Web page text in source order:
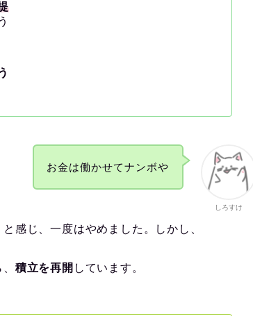
しろすけ
お金は働かせてナンボや
と感じ、一度はやめました。しかし、
積立を再開 しています。